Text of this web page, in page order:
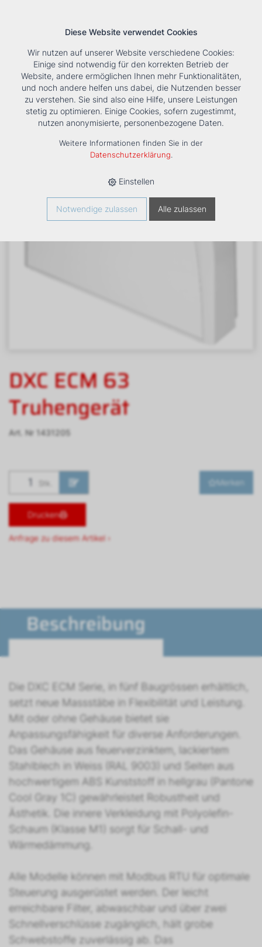
Tools Unternehmen Karriere KontaktSuche
HOME › PRODUKTE › KÄLTE/KLIMA › FANCOILS › DXC ECM 63
TRUHENGERÄT
DXC ECM 63
Truhengerät
Art. Nr 1431205
Stk. Merken
Drucken
Anfrage zu diesem Artikel ›
Beschreibung
Die DXC ECM Serie, in fünf Baugrössen erhältlich,
setzt neue Massstäbe in Flexibilität und Leistung.
Mit oder ohne Gehäuse bietet sie
Anpassungsfähigkeit für diverse Anforderungen.
Das Gehäuse aus feuerverzinktem, lackiertem
Stahlblech in Weiss (RAL 9003) und Seiten aus
hochwertigem ABS Kunststoff in hellgrau (Pantone
Cool Gray 1C) gewährleistet Robustheit und
Ästhetik. Die innere Verkleidung mit Polyolefin-
Schaum (Klasse M1) sorgt für Schall- und
Wärmedämmung.
Alle Modelle können mit Modbus RTU für optimale
Steuerung ausgerüstet werden. Der leicht
erreichbare Filter, abwaschbar und über zwei
Schnellverschlüsse zugänglich, hält grobe
Schwebstoffe zuverlässig ab. Das
Diese Website verwendet Cookies
Wir nutzen auf unserer Website verschiedene Cookies:
Einige sind notwendig für den korrekten Betrieb der
Website, andere ermöglichen Ihnen mehr Funktionalitäten,
und noch andere helfen uns dabei, die Nutzenden besser
zu verstehen. Sie sind also eine Hilfe, unsere Leistungen
stetig zu optimieren. Einige Cookies, sofern zugestimmt,
nutzen anonymisierte, personenbezogene Daten.
Weitere Informationen finden Sie in der
Datenschutzerklärung.
Einstellen
Notwendige zulassen Alle zulassen